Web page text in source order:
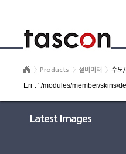
Products 설비미터 수도/
Err : './modules/member/skins/
Latest Images